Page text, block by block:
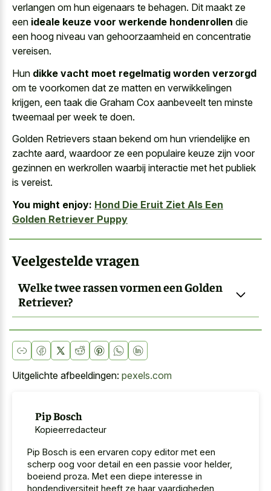
verlangen om hun eigenaars te behagen. Dit maakt ze
een ideale keuze voor werkende hondenrollen die
een hoog niveau van gehoorzaamheid en concentratie
vereisen.
Hun dikke vacht moet regelmatig worden verzorgd
om te voorkomen dat ze matten en verwikkelingen
krijgen, een taak die Graham Cox aanbeveelt ten minste
tweemaal per week te doen.
Golden Retrievers staan bekend om hun vriendelijke en
zachte aard, waardoor ze een populaire keuze zijn voor
gezinnen en werkrollen waarbij interactie met het publiek
is vereist.
You might enjoy: Hond Die Eruit Ziet Als Een
Golden Retriever Puppy
Veelgestelde vragen
Welke twee rassen vormen een Golden
Retriever?
Uitgelichte afbeeldingen: pexels.com
Pip Bosch
Kopieerredacteur
Pip Bosch is een ervaren copy editor met een
scherp oog voor detail en een passie voor helder,
boeiend proza. Met een diepe interesse in
hondendiversiteit heeft ze haar vaardigheden